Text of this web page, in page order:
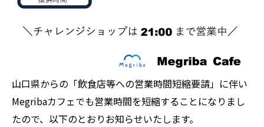
山口県からの「飲食店等への営業時間短縮要請」に伴い
Megribaカフェでも営業時間を短縮することになりまし
たので、以下のとおりお知らせいたします。